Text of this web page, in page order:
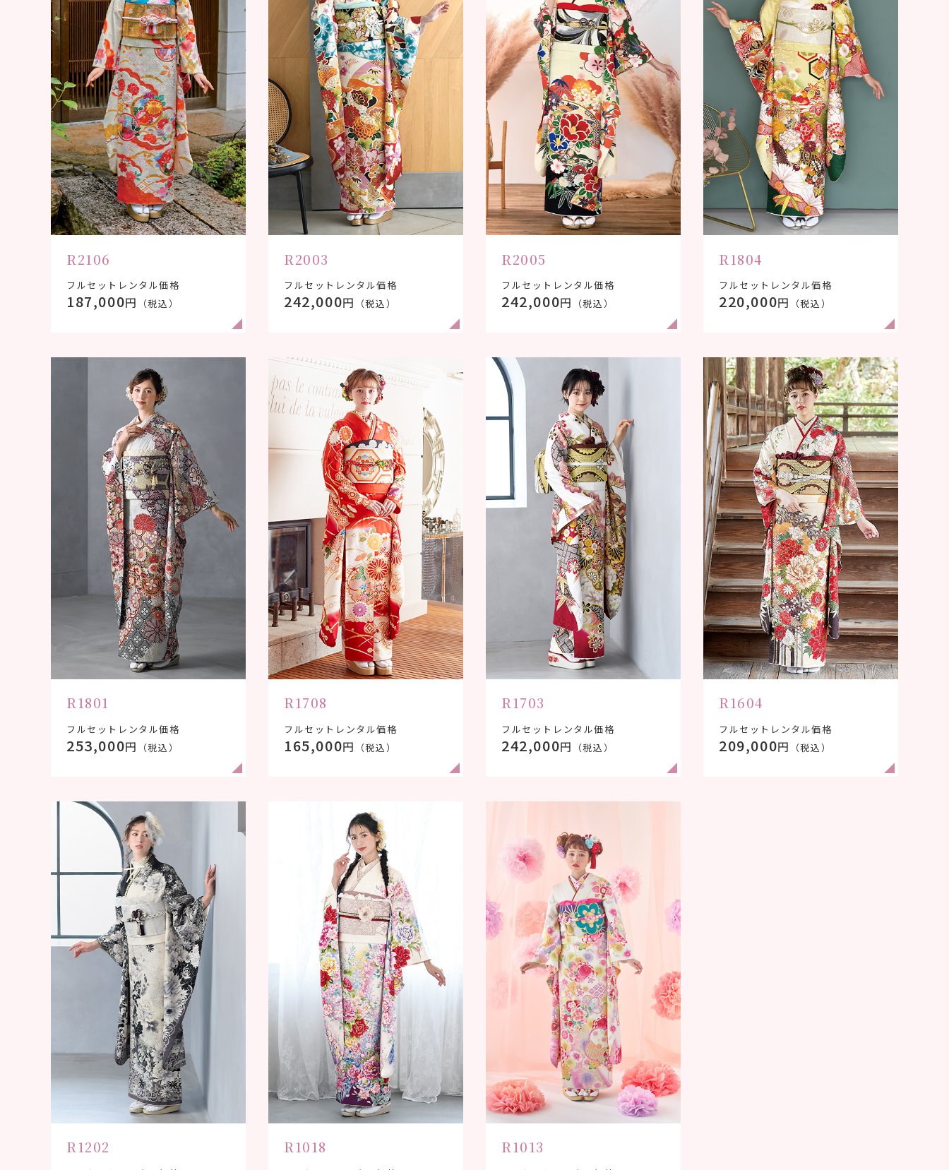
R2106
フルセットレンタル価格
187,000円 （税込）
R2003
フルセットレンタル価格
242,000円 （税込）
R2005
フルセットレンタル価格
242,000円 （税込）
R1804
フルセットレンタル価格
220,000円 （税込）
R1801
フルセットレンタル価格
253,000円 （税込）
R1708
フルセットレンタル価格
165,000円 （税込）
R1703
フルセットレンタル価格
242,000円 （税込）
R1604
フルセットレンタル価格
209,000円 （税込）
R1202 R1018 R1013